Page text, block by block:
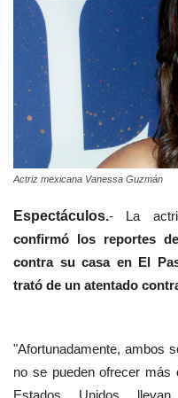
Actriz mexicana Vanessa Guzmán
Espectáculos.- La
confirmó los reportes
contra su casa en El
trató de un atentado
"Afortunadamente, ambos
no se pueden ofrecer más